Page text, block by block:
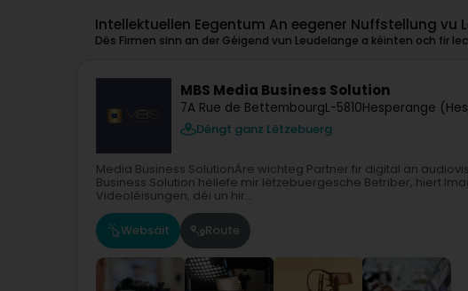
Intellektuellen Eegentum An eegener Nuffstellung vu
Dës Firmen sinn an der Géigend vun Leudelange a kéinten och fir
MBS Media Business Solution
7A Rue de BettembourgL-5810Hesperange
Déngt ganz Lëtzebuerg
Media Business SolutionÄre wichteg Partner fir digital an
Business Solution hëllefe mir lëtzebuergesche Betriber, hiert
Videoléisungen, déi un hir...
Websäit Route